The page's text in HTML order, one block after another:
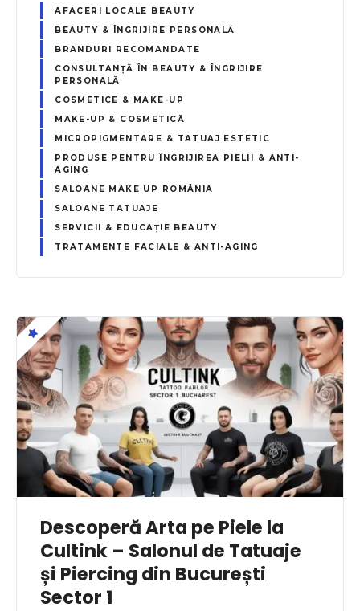
AFACERI LOCALE BEAUTY
BEAUTY & ÎNGRIJIRE PERSONALĂ
BRANDURI RECOMANDATE
CONSULTANȚĂ ÎN BEAUTY & ÎNGRIJIRE
PERSONALĂ
COSMETICE & MAKE-UP
MAKE-UP & COSMETICĂ
MICROPIGMENTARE & TATUAJ ESTETIC
PRODUSE PENTRU ÎNGRIJIREA PIELII & ANTI-
AGING
SALOANE MAKE UP ROMÂNIA
SALOANE TATUAJE
SERVICII & EDUCAȚIE BEAUTY
TRATAMENTE FACIALE & ANTI-AGING
Descoperă Arta pe Piele la
Cultink – Salonul de Tatuaje
și Piercing din București
Sector 1